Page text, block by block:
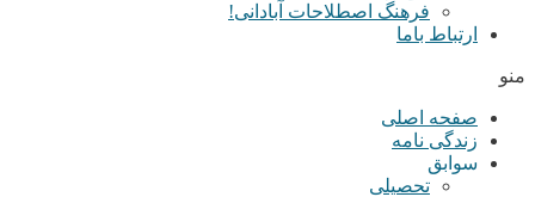
فرهنگ اصطلاحات آبادانی!
ارتباط باما
منو
صفحه اصلی
زندگی نامه
سوابق
تحصیلی